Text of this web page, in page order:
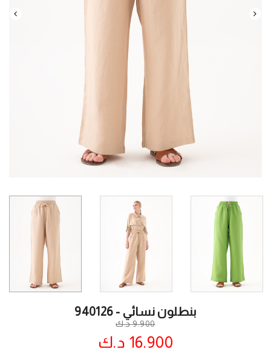
بنطلون نسائي - 940126
9.900 د.ك
16.900 د.ك